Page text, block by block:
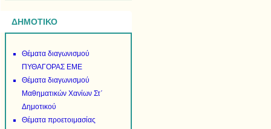
ΔΗΜΟΤΙΚΟ
Θέματα διαγωνισμού
ΠΥΘΑΓΟΡΑΣ ΕΜΕ
Θέματα διαγωνισμού
Μαθηματικών Χανίων Στ΄
Δημοτικού
Θέματα προετοιμασίας